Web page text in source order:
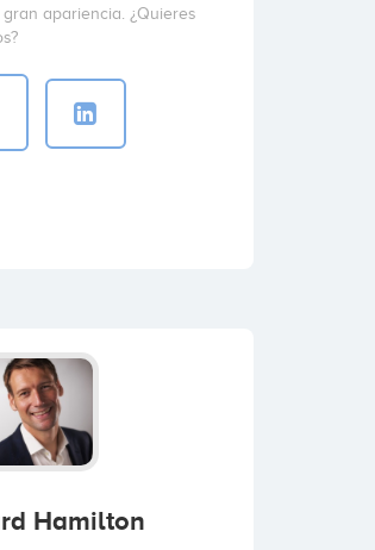
apariencia. ¿Quieres
Hamilton